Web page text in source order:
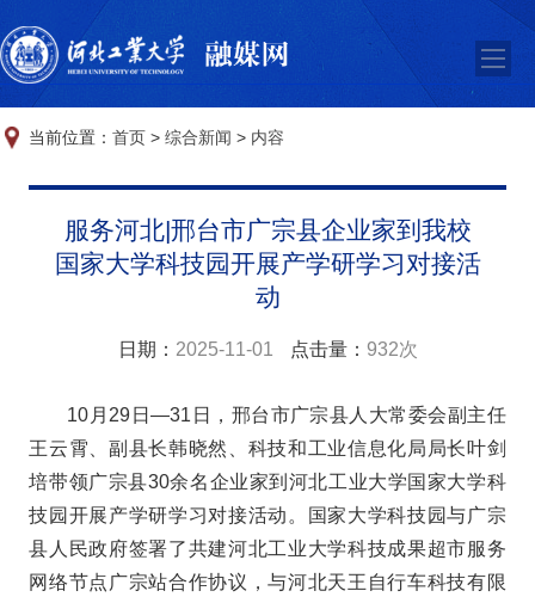
当前位置：首页 >综合新闻 > 内容
服务河北|邢台市广宗县企业家到我校
国家大学科技园开展产学研学习对接活
动
日期： 2025-11-01 点击量： 932次
10月29日—31日，邢台市广宗县人大常委会副主任
王云霄、副县长韩晓然、科技和工业信息化局局长叶剑
培带领广宗县30余名企业家到河北工业大学国家大学科
技园开展产学研学习对接活动。
国家大学科技园与广宗
县人民政府签署了共建河北工业大学科技成果超市服务
网络节点广宗站合作协议，与河北天王自行车科技有限